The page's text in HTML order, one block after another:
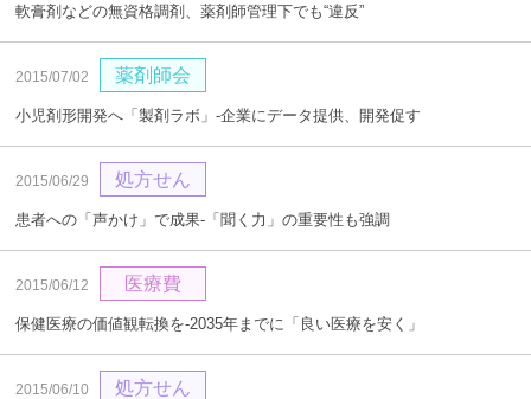
軟膏剤などの無資格調剤、薬剤師管理下でも“違反”
2015/07/02 薬剤師会
小児剤形開発へ「製剤ラボ」‐企業にデータ提供、開発促す
2015/06/29 処方せん
患者への「声かけ」で成果‐「聞く力」の重要性も強調
2015/06/12 医療費
保健医療の価値観転換を‐2035年までに「良い医療を安く」
2015/06/10 処方せん